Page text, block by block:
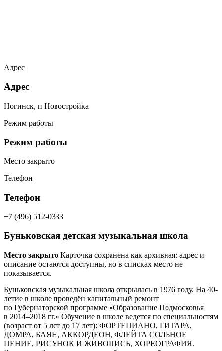
Адрес
Адрес
Ногинск, п Новостройка
Режим работы
Режим работы
Место закрыто
Телефон
Телефон
+7 (496) 512-0333
Буньковская детская музыкальная школа
Место закрыто Карточка сохранена как архивная: адрес и
описание остаются доступны, но в списках место не
показывается.
Буньковская музыкальная школа открылась в 1976 году. На 40-
летие в школе проведён капитальный ремонт
по Губернаторской программе «Образование Подмосковья
в 2014–2018 гг.» Обучение в школе ведется по специальностям
(возраст от 5 лет до 17 лет): ФОРТЕПИАНО, ГИТАРА,
ДОМРА, БАЯН, АККОРДЕОН, ФЛЕЙТА СОЛЬНОЕ
ПЕНИЕ, РИСУНОК И ЖИВОПИСЬ, ХОРЕОГРАФИЯ.